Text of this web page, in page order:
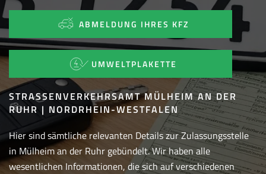
ABMELDUNG IHRES KFZ
UMWELTPLAKETTE
STRASSENVERKEHRSAMT MÜLHEIM AN DER R
UHR | NORDRHEIN-WESTFALEN
Hier sind sämtliche relevanten Details zur Zulassungsstelle
in Mülheim an der Ruhr gebündelt. Wir haben alle
wesentlichen Informationen, die sich auf verschiedenen